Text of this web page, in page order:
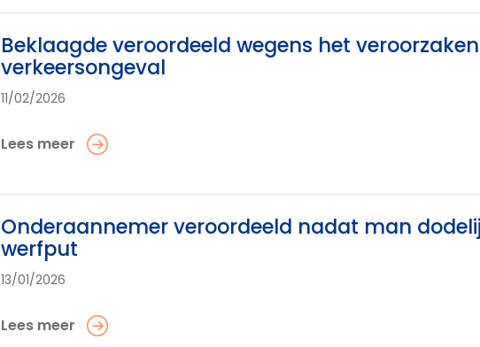
Beklaagde veroordeeld wegens het
verkeersongeval
11/02/2026
Lees meer
Onderaannemer veroordeeld nadat man
werfput
13/01/2026
Lees meer